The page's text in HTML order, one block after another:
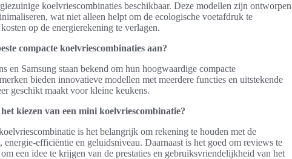
koelvriescombinaties beschikbaar. Deze modellen zijn ontworpen
wat niet alleen helpt om de ecologische voetafdruk te
op de energierekening te verlagen.
compacte koelvriescombinaties aan?
en Samsung staan bekend om hun hoogwaardige compacte
bieden innovatieve modellen met meerdere functies en uitstekende
geschikt maakt voor kleine keukens.
kiezen van een mini koelvriescombinatie?
is het belangrijk om rekening te houden met de
energie-efficiëntie en geluidsniveau. Daarnaast is het goed om reviews te
een idee te krijgen van de prestaties en gebruiksvriendelijkheid van het